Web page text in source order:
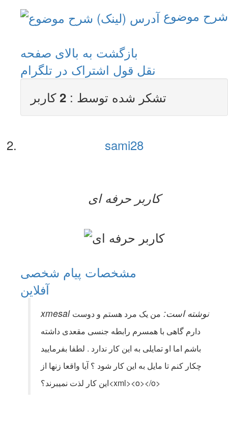
شرح موضوع
بازگشت به بالای صفحه
نقل قول اشتراک در تلگرام
تشکر شده توسط : 2کاربر
sami28
کاربر حرفه ای
مشخصات پیام شخصی
آفلاين
xmesal نوشته است: من یک مرد هستم و دوست
دارم گاهی با همسرم رابطه جنسی مقعدی داشته
باشم اما او تمایلی به این کار ندارد . لطفا بفرمایید
چکار کنم تا مایل به این کار شود ؟ آیا واقعا زنها از
این کار لذت نمیبرند؟<xml><o></o>